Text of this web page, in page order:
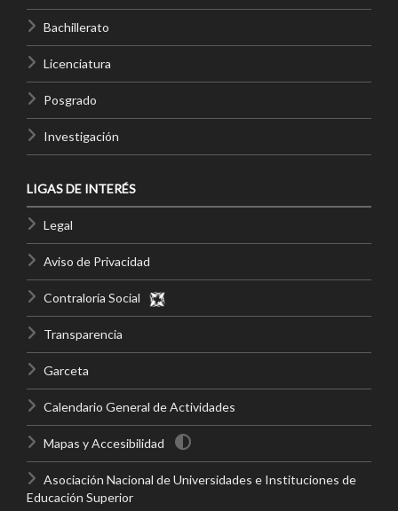
Bachillerato
Licenciatura
Posgrado
Investigación
LIGAS DE INTERÉS
Legal
Aviso de Privacidad
Contraloría Social
Transparencia
Garceta
Calendario General de Actividades
Mapas y Accesibilidad
Asociación Nacional de Universidades e Instituciones de
Educación Superior